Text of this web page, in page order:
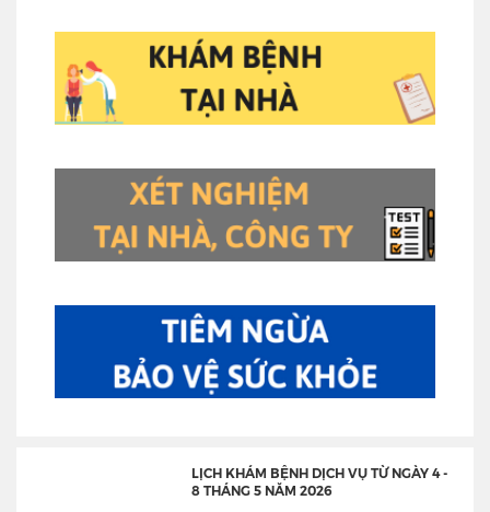
LỊCH KHÁM BỆNH DỊCH VỤ TỪ NGÀY 4 -
8 THÁNG 5 NĂM 2026